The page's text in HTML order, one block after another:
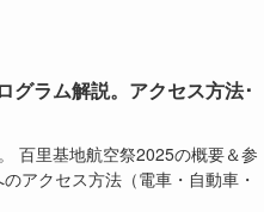
グラム解説。アクセス方法･
百里基地航空祭2025の概要＆参
アクセス方法（電車・自動車・